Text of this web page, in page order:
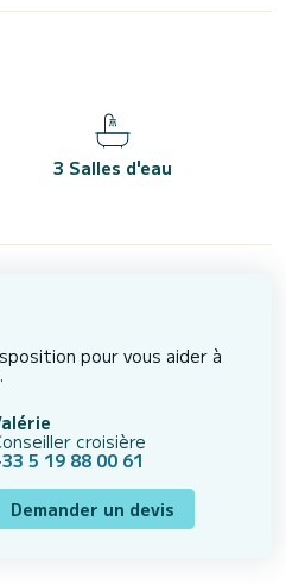
3 Salles d'eau
pour vous aider à
croisière
5 19 88 00 61
Demander un devis